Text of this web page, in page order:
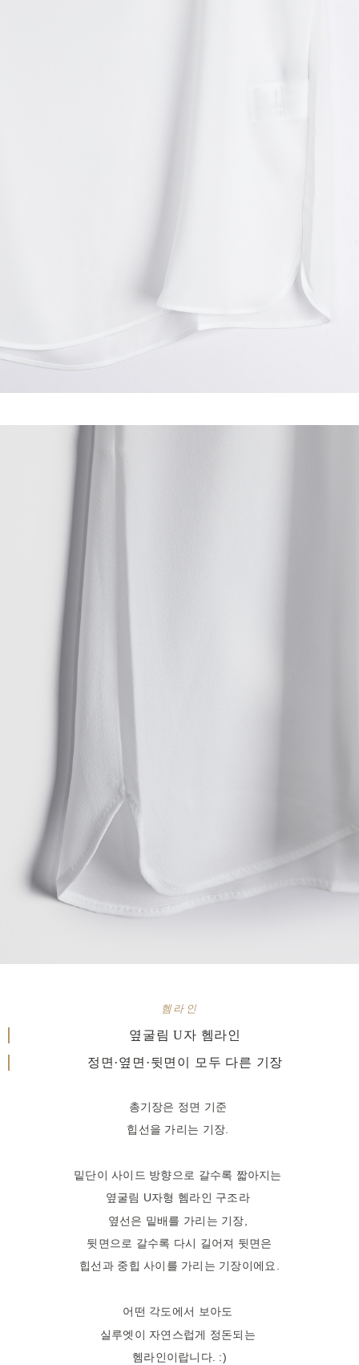
헴라인
옆굴림 U자 헴라인
정면·옆면·뒷면이 모두 다른 기장
총기장은 정면 기준
힙선을 가리는 기장.
밑단이 사이드 방향으로 갈수록 짧아지는
옆굴림 U자형 헴라인 구조라
옆선은 밑배를 가리는 기장,
뒷면으로 갈수록 다시 길어져 뒷면은
힙선과 중힙 사이를 가리는 기장이에요.
어떤 각도에서 보아도
실루엣이 자연스럽게 정돈되는
헴라인이랍니다. :)